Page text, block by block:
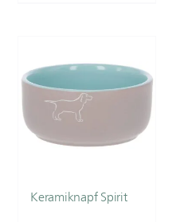
Keramiknapf Spirit